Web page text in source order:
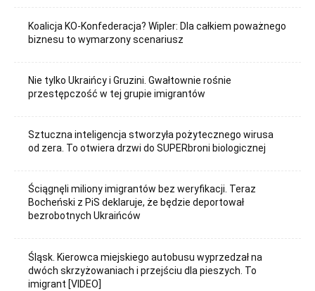
Koalicja KO-Konfederacja? Wipler: Dla całkiem poważnego
biznesu to wymarzony scenariusz
Nie tylko Ukraińcy i Gruzini. Gwałtownie rośnie
przestępczość w tej grupie imigrantów
Sztuczna inteligencja stworzyła pożytecznego wirusa
od zera. To otwiera drzwi do SUPERbroni biologicznej
Ściągnęli miliony imigrantów bez weryfikacji. Teraz
Bocheński z PiS deklaruje, że będzie deportował
bezrobotnych Ukraińców
Śląsk. Kierowca miejskiego autobusu wyprzedzał na
dwóch skrzyżowaniach i przejściu dla pieszych. To
imigrant [VIDEO]